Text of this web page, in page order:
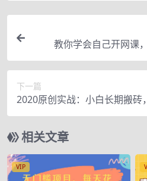
教你学会自己开网课
下一篇
2020原创实战：小白长期搬砖
完全手机维护，日入150+
相关文章
VIP